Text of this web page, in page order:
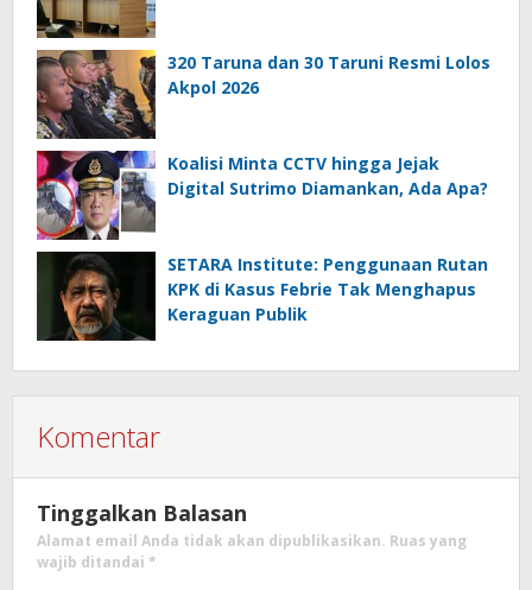
320 Taruna dan 30 Taruni Resmi Lolos
Akpol 2026
Koalisi Minta CCTV hingga Jejak
Digital Sutrimo Diamankan, Ada Apa?
SETARA Institute: Penggunaan Rutan
KPK di Kasus Febrie Tak Menghapus
Keraguan Publik
Komentar
Tinggalkan Balasan
Alamat email Anda tidak akan dipublikasikan. Ruas yang
wajib ditandai *